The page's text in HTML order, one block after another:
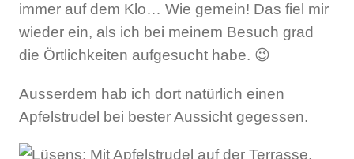
immer auf dem Klo… Wie gemein! Das fiel mir
wieder ein, als ich bei meinem Besuch grad
die Örtlichkeiten aufgesucht habe. 😉
Ausserdem hab ich dort natürlich einen
Apfelstrudel bei bester Aussicht gegessen.